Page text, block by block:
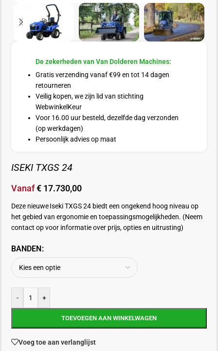
De zekerheden van Van Dolderen Machines:
Gratis verzending vanaf €99 en tot 14 dagen
retourneren
Veilig kopen, we zijn lid van stichting
WebwinkelKeur
Voor 16.00 uur besteld, dezelfde dag verzonden
(op werkdagen)
Persoonlijk advies op maat
ISEKI TXGS 24
Vanaf€ 17.730,00
Deze nieuwe Iseki TXGS 24 biedt een ongekend hoog niveau op
het gebied van ergonomie en toepassingsmogelijkheden. (Neem
contact op voor informatie over prijs, opties en uitrusting)
BANDEN
- +
TOEVOEGEN AAN WINKELWAGEN
Voeg toe aan verlanglijst